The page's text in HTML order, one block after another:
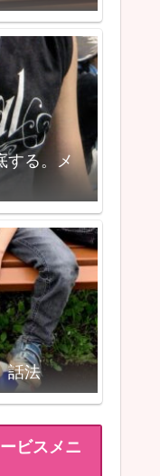
する。メ
話法
ビスメニ